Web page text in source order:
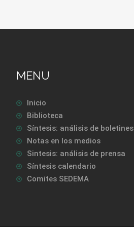
MENU
Inicio
Biblioteca
Síntesis: análisis de boletines
Notas en los medios
Sintesis: análisis de prensa
Síntesis calendario
Comites SEDEMA